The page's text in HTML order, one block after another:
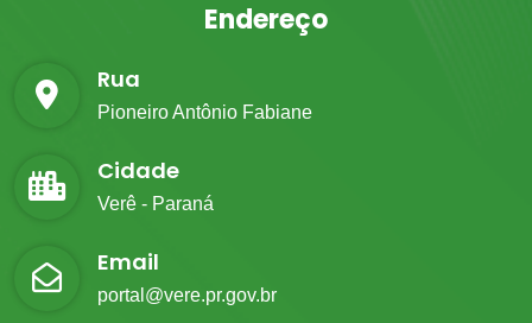
Endereço
Rua
Pioneiro Antônio Fabiane
Cidade
Verê - Paraná
Email
portal@vere.pr.gov.br